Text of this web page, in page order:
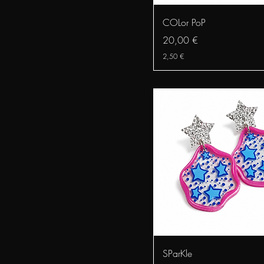
Schnellansicht
COLor PoP
Preis
20,00 €
2,50 €
SParKle